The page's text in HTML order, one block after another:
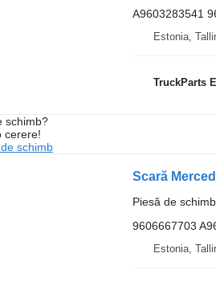
A9603283541
Estonia,
TruckParts
schimb?
cerere!
schimb
Piesă de
9606667703
Estonia,